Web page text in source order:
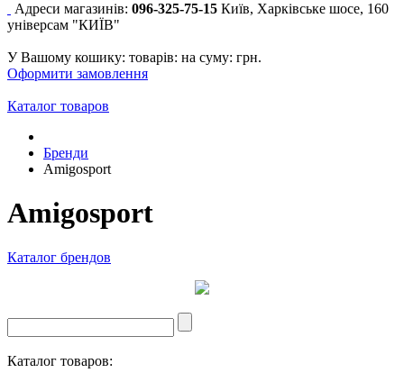
Адреси магазинів: 096-325-75-15 Київ, Харківське шосе, 160
універсам "КИЇВ"
У Вашому кошику: товарів: на суму: грн.
Оформити замовлення
Каталог товаров
Бренди
Amigosport
Amigosport
Каталог брендов
Каталог товаров: